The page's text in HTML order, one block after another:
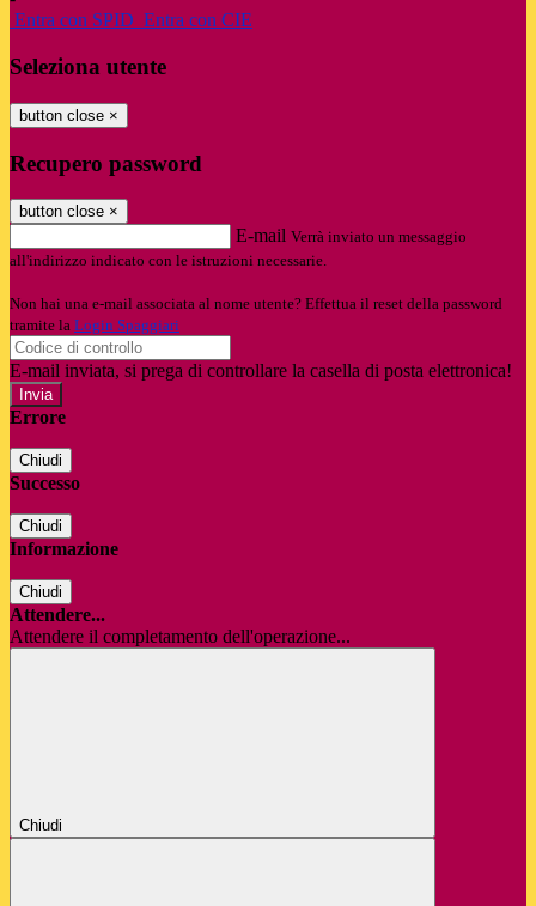
Entra con SPID Entra con CIE
Seleziona utente
button close ×
Recupero password
button close ×
E-mail Verrà inviato un messaggio
all'indirizzo indicato con le istruzioni necessarie.
Non hai una e-mail associata al nome utente? Effettua il reset della password
tramite la Login Spaggiari
E-mail inviata, si prega di controllare la casella di posta elettronica!
Errore
Chiudi
Successo
Chiudi
Informazione
Chiudi
Attendere...
Attendere il completamento dell'operazione...
Chiudi